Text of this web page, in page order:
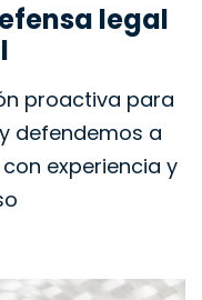
legal
proactiva para
defendemos a
experiencia y